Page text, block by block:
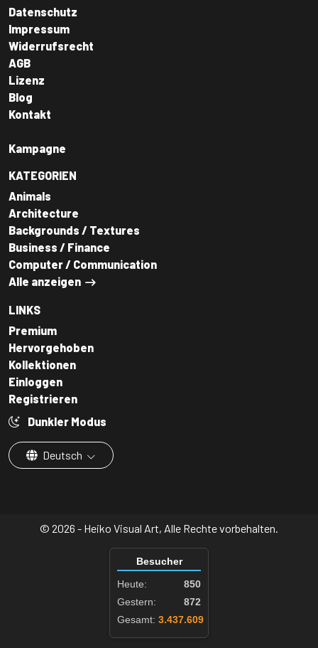
Datenschutz
Impressum
Widerrufsrecht
AGB
Lizenz
Blog
Kontakt
Kampagne
KATEGORIEN
Animals
Architecture
Backgrounds / Textures
Business / Finance
Computer / Communication
Alle anzeigen
LINKS
Premium
Hervorgehoben
Kollektionen
Einloggen
Registrieren
Dunkler Modus
Deutsch
© 2026 - Heiko Visual Art, Alle Rechte vorbehalten.
Besucher
Heute:
850
Gestern:
872
Gesamt: 3.437.609